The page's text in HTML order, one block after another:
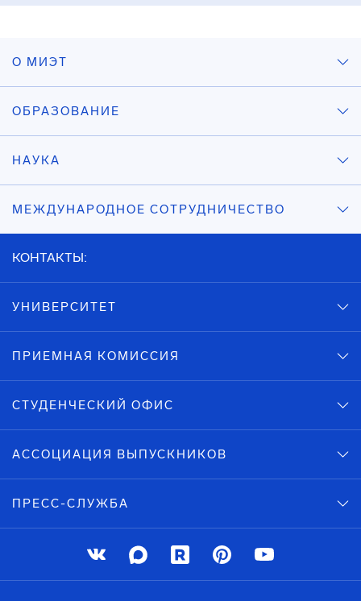
О МИЭТ
ОБРАЗОВАНИЕ
НАУКА
МЕЖДУНАРОДНОЕ СОТРУДНИЧЕСТВО
КОНТАКТЫ:
УНИВЕРСИТЕТ
ПРИЕМНАЯ КОМИССИЯ
СТУДЕНЧЕСКИЙ ОФИС
АССОЦИАЦИЯ ВЫПУСКНИКОВ
ПРЕСС-СЛУЖБА